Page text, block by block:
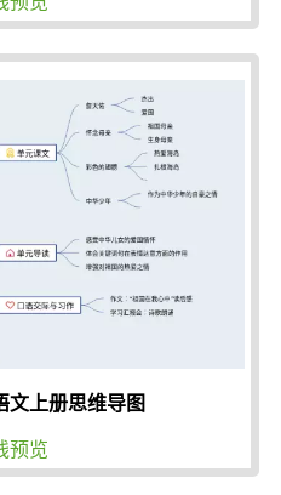
文上册思维导图
预览